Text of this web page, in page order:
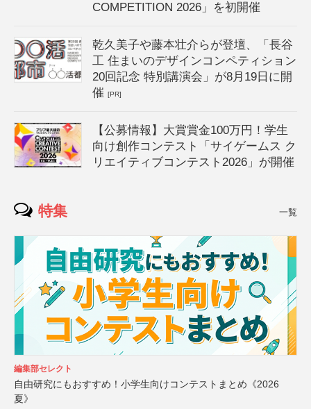
COMPETITION 2026」を初開催
乾久美子や藤本壮介らが登壇、「長谷
工 住まいのデザインコンペティション
20回記念 特別講演会」が8月19日に開
催[PR]
【公募情報】大賞賞金100万円！学生
向け創作コンテスト「サイゲームス ク
リエイティブコンテスト2026」が開催
特集 一覧
編集部セレクト
自由研究にもおすすめ！小学生向けコンテストまとめ《2026
夏》